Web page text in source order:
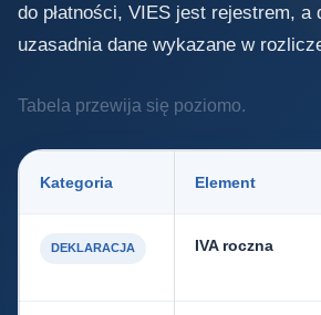
do płatności, VIES jest rejestrem, a
uzasadnia dane wykazane w
Tabela przewija się poziomo.
Kategoria Element
DEKLARACJA IVA roczna